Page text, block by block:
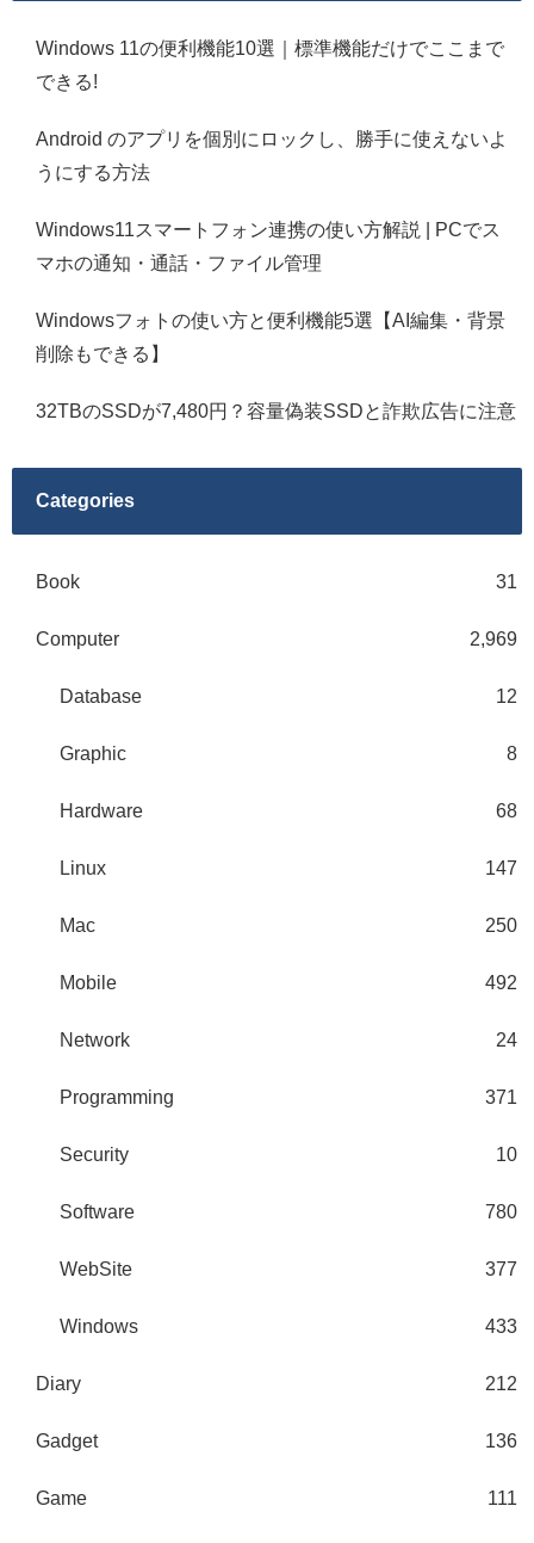
Windows 11の便利機能10選｜標準機能だけでここまで
できる!
Android のアプリを個別にロックし、勝手に使えないよ
うにする方法
Windows11スマートフォン連携の使い方解説 | PCでス
マホの通知・通話・ファイル管理
Windowsフォトの使い方と便利機能5選【AI編集・背景
削除もできる】
32TBのSSDが7,480円？容量偽装SSDと詐欺広告に注意
Categories
Book 31
Computer 2,969
Database 12
Graphic 8
Hardware 68
Linux 147
Mac 250
Mobile 492
Network 24
Programming 371
Security 10
Software 780
WebSite 377
Windows 433
Diary 212
Gadget 136
Game 111